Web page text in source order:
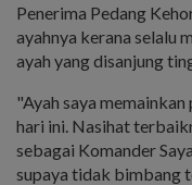
Penerima Pedang
ayahnya kerana selalu
ayah yang disanjung
"Ayah saya
hari ini. Nasihat
sebagai Komander
supaya tidak bimbang